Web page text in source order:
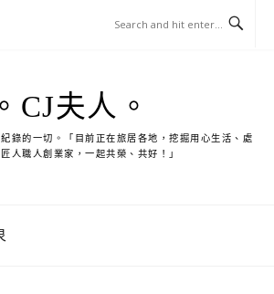
。CJ夫人。
錄的一切。「目前正在旅居各地，挖掘用心生活、處
人職人創業家，一起共榮、共好！」